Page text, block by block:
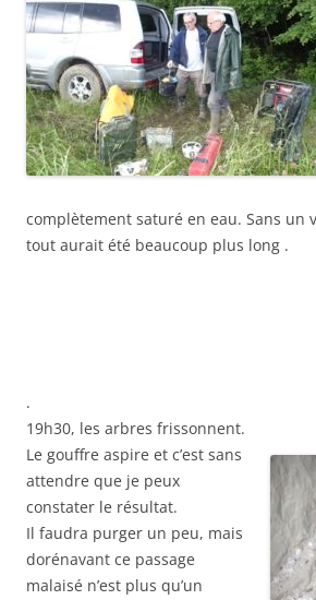
complètement saturé en eau. Sans un
tout aurait été beaucoup plus long .
.
19h30, les arbres frissonnent.
Le gouffre aspire et c’est sans
attendre que je peux
constater le résultat.
Il faudra purger un peu, mais
dorénavant ce passage
malaisé n’est plus qu’un